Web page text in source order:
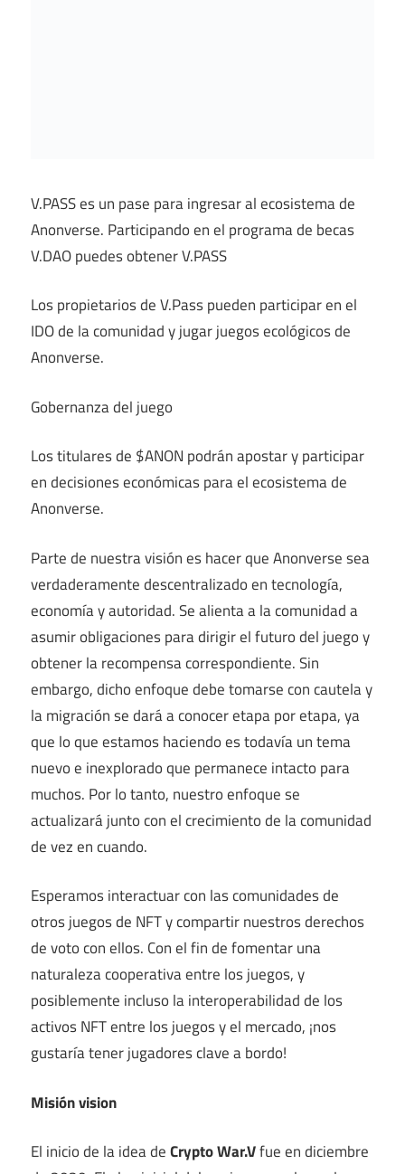
V.PASS es un pase para ingresar al ecosistema de
Anonverse. Participando en el programa de becas
V.DAO puedes obtener V.PASS
Los propietarios de V.Pass pueden participar en el
IDO de la comunidad y jugar juegos ecológicos de
Anonverse.
Gobernanza del juego
Los titulares de $ANON podrán apostar y participar
en decisiones económicas para el ecosistema de
Anonverse.
Parte de nuestra visión es hacer que Anonverse sea
verdaderamente descentralizado en tecnología,
economía y autoridad. Se alienta a la comunidad a
asumir obligaciones para dirigir el futuro del juego y
obtener la recompensa correspondiente. Sin
embargo, dicho enfoque debe tomarse con cautela y
la migración se dará a conocer etapa por etapa, ya
que lo que estamos haciendo es todavía un tema
nuevo e inexplorado que permanece intacto para
muchos. Por lo tanto, nuestro enfoque se
actualizará junto con el crecimiento de la comunidad
de vez en cuando.
Esperamos interactuar con las comunidades de
otros juegos de NFT y compartir nuestros derechos
de voto con ellos. Con el fin de fomentar una
naturaleza cooperativa entre los juegos, y
posiblemente incluso la interoperabilidad de los
activos NFT entre los juegos y el mercado, ¡nos
gustaría tener jugadores clave a bordo!
Misión vision
El inicio de la idea deCrypto War.Vfue en diciembre